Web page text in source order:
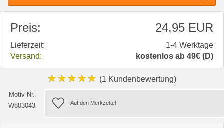
Preis: 24,95 EUR
Lieferzeit:
1-4 Werktage
Versand:
kostenlos ab 49€ (D)
★★★★★ (1 Kundenbewertung)
Motiv Nr.
W803043